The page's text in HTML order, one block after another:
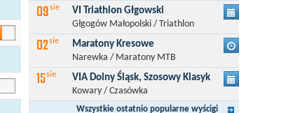
09sie VI Triathlon Głgowski
Głgogów Małopolski / Triathlon
02sie Maratony Kresowe
Narewka / Maratony MTB
15sie VIA Dolny Śląsk, Szosowy Klasyk
Kowary / Czasówka
Wszystkie ostatnio popularne wyścigi